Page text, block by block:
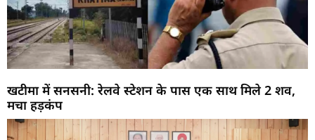
खटीमा में सनसनी: रेलवे स्टेशन के पास एक साथ मिले 2 शव,
मचा हड़कंप